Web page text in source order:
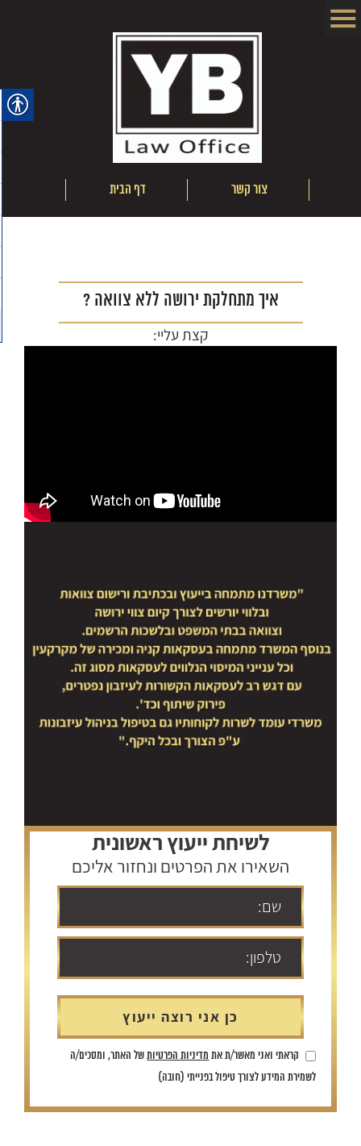
צור קשר דף הבית
איך מתחלקת ירושה ללא צוואה ?
קצת עליי:
לשיחת ייעוץ ראשונית
השאירו את הפרטים ונחזור אליכם
קראתי ואני מאשר/ת את מדיניות הפרטיותשל האתר, ומסכים/ה
לשמירת המידע לצורך טיפול בפנייתי (חובה)